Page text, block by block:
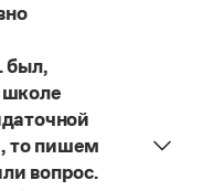
курс
и пунктуации
был,
школе
то пишем
вопрос.